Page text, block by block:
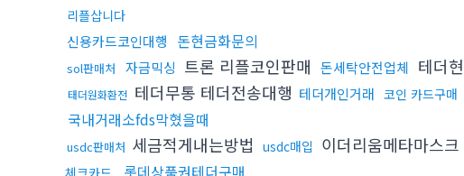
리플삽니다
신용카드코인대행 돈현금화문의
sol판매처 자금믹싱 트론 리플코인판매 돈세탁안전업체 테더
태더원화환전 테더무통 테더전송대행 테더개인거래 코인 카드구매
국내거래소fds막혔을때
usdc판매처 세금적게내는방법 usdc매입 이더리움메타마스크
체크카드
롯데상품권테더구매